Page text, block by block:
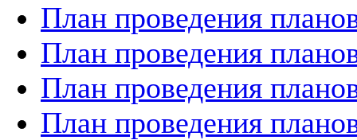
План проведения
План проведения
План проведения
План проведения